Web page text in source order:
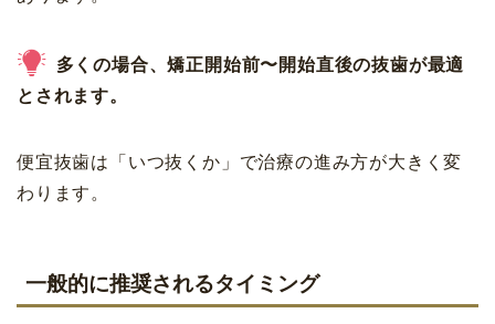
多くの場合、矯正開始前〜開始直後の抜歯が最適
とされます。
便宜抜歯は「いつ抜くか」で治療の進み方が大きく変
わります。
一般的に推奨されるタイミング